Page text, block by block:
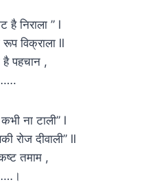
है निराला ” l
विक्राला ll
है पहचान ,
ना टाली” l
रोज दीवाली” ll
तमाम ,